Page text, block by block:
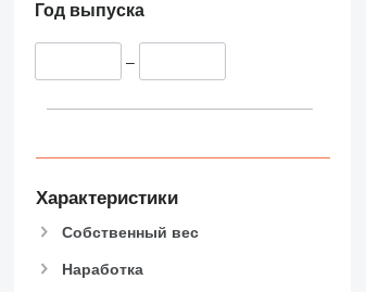
Год выпуска
–
Характеристики
Собственный вес
Наработка